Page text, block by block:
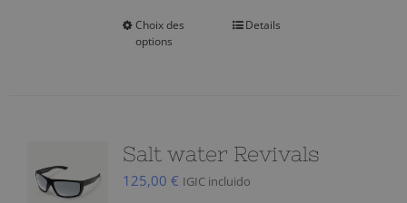
Choix des
options
Ce
Les
Details
Salt water Revivals
125,00 € IGIC incluido